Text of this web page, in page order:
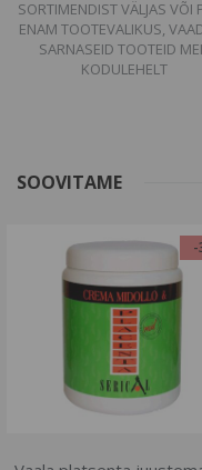
SORTIMENDIST VÄLJAS VÕI
ENAM TOOTEVALIKUS,
SARNASEID TOOTEID
KODULEHELT
SOOVITAME
-